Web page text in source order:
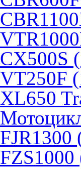
CX500S
VT250F
XL650
FJR1300
FZS1000